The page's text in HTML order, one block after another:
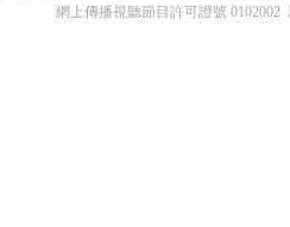
網上傳播視聽節目許可證號 0102002